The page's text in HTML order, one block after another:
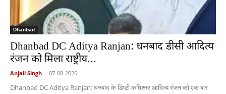
Dhanbad
Dhanbad DC Aditya Ranjan: धनबाद डीसी आदित्य
रंजन को मिला राष्ट्रीय...
Anjali Singh - 07-08-2026
Dhanbad DC Aditya Ranjan: धनबाद के डिप्टी कमिश्नर आदित्य रंजन को एक बार